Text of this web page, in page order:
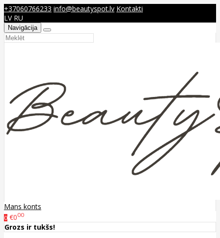
+37060766233 info@beautyspot.lv Kontakti
LV RU
Navigācija
Mans konts
0 €000
Grozs ir tukšs!